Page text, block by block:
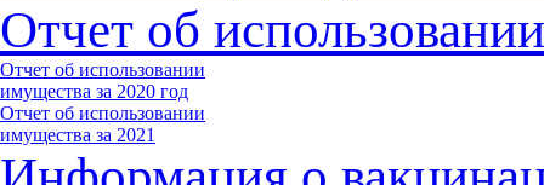
Отчет об
Отчет об использовании
имущества за 2020 год
Отчет об использовании
имущества за 2021